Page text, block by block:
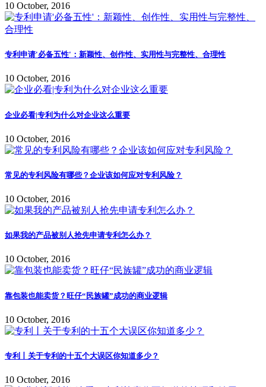
10 October, 2016
专利申请'必备五性'：新颖性、创作性、实用性与完整性、合理性
10 October, 2016
企业必看|专利为什么对企业这么重要
10 October, 2016
常见的专利风险有哪些？企业该如何应对专利风险？
10 October, 2016
如果我的产品被别人抢先申请专利怎么办？
10 October, 2016
靠包装也能卖货？旺仔“民族罐”成功的商业逻辑
10 October, 2016
专利丨关于专利的十五个大误区你知道多少？
10 October, 2016